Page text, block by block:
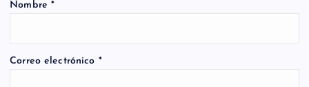
Nombre*
Correo electrónico *